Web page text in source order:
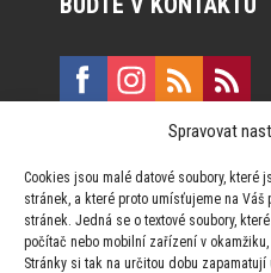
Spravovat
Cookies jsou malé datové soubory, které
stránek, a které proto umísťujeme na
stránek. Jedná se o textové soubory,
počítač nebo mobilní zařízení v
Stránky si tak na určitou dobu
Vinohradská 190, 130 00
Za publikovaný obsah